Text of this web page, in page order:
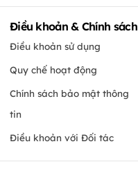
Điều khoản & Chính sách
Điều khoản sử dụng
Quy chế hoạt động
Chính sách bảo mật thông
tin
Điều khoản với Đối tác